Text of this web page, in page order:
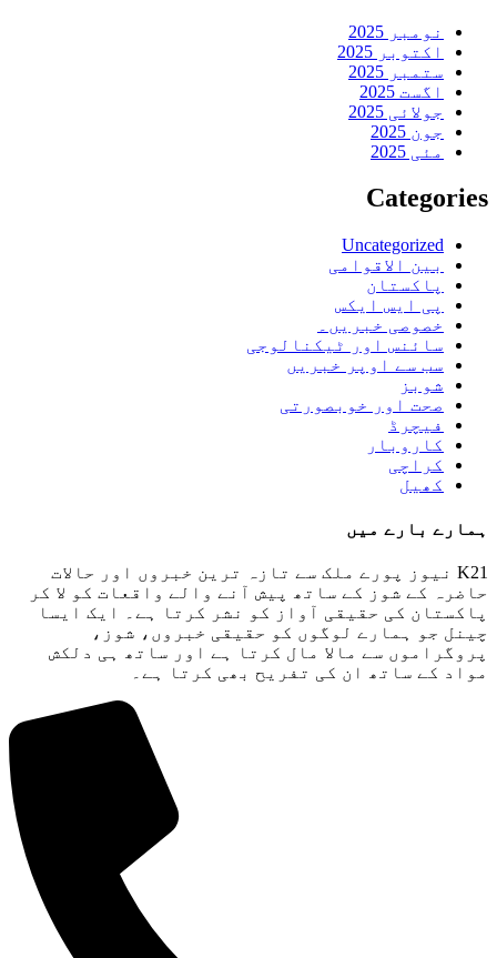
نومبر 2025
اکتوبر 2025
ستمبر 2025
اگست 2025
جولائی 2025
جون 2025
مئی 2025
Categories
Uncategorized
بین الاقوامی
پاکستان
پی ایس ایکس
خصوصی خبریں۔
سائنس اور ٹیکنالوجی
سب سے اوپر خبریں
شوبز
صحت اور خوبصورتی
فیچرڈ
کاروبار
کراچی
کھیل
ہمارے بارے میں
K21 نیوز پورے ملک سے تازہ ترین خبروں اور حالات
حاضرہ کے شوز کے ساتھ پیش آنے والے واقعات کو لا کر
پاکستان کی حقیقی آواز کو نشر کرتا ہے۔ ایک ایسا
چینل جو ہمارے لوگوں کو حقیقی خبروں، شوز،
پروگراموں سے مالا مال کرتا ہے اور ساتھ ہی دلکش
مواد کے ساتھ ان کی تفریح ​​بھی کرتا ہے۔